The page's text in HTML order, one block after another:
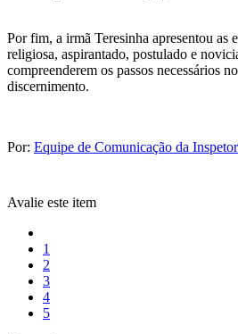
Por fim, a irmã Teresinha apresentou as
religiosa, aspirantado, postulado e
compreenderem os passos necessários
discernimento.
Por: Equipe de Comunicação da
Avalie este item
1
2
3
4
5